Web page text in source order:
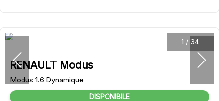
1 / 34
RENAULT Modus
Modus 1.6 Dynamique
DISPONIBILE